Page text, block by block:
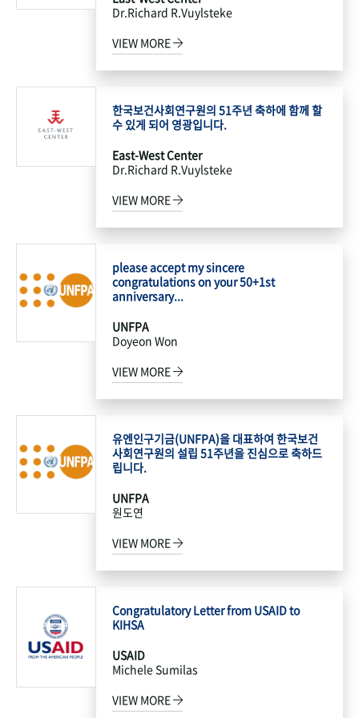
Dr.Richard R.Vuylsteke
VIEW MORE
한국보건사회연구원의 51주년 축하에 함께 할
수 있게 되어 영광입니다.
East-West Center
Dr.Richard R.Vuylsteke
VIEW MORE
please accept my sincere
congratulations on your 50+1st
anniversary...
UNFPA
Doyeon Won
VIEW MORE
유엔인구기금(UNFPA)을 대표하여 한국보건
사회연구원의 설립 51주년을 진심으로 축하드
립니다.
UNFPA
원도연
VIEW MORE
Congratulatory Letter from USAID to
KIHSA
USAID
Michele Sumilas
VIEW MORE